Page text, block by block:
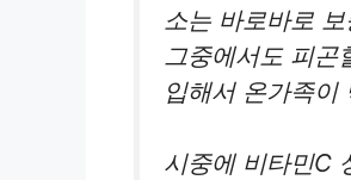
소는 바로바로
그중에서도 피
입해서 온가족이
시중에 비타민C